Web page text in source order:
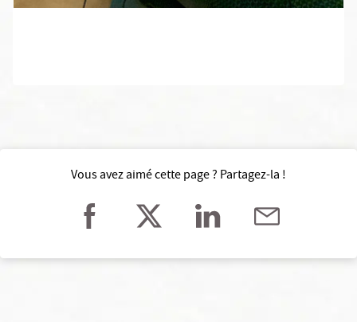
Vous avez aimé cette page ? Partagez-la !